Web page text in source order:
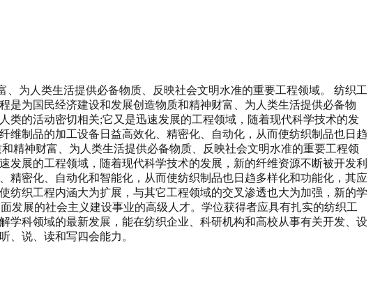
为人类生活提供必备物质、反映社会文明水准的重要工程领域。 纺织工
是为国民经济建设和发展创造物质和精神财富、为人类生活提供必备物
类的活动密切相关;它又是迅速发展的工程领域，随着现代科学技术的发
制品的加工设备日益高效化、精密化、自动化，从而使纺织制品也日趋
精神财富、为人类生活提供必备物质、反映社会文明水准的重要工程领
展的工程领域，随着现代科学技术的发展，新的纤维资源不断被开发利
密化、自动化和智能化，从而使纺织制品也日趋多样化和功能化，其应
织工程内涵大为扩展，与其它工程领域的交叉渗透也大为加强，新的学
发展的社会主义建设事业的高级人才。学位获得者应具有扎实的纺织工
科领域的最新发展，能在纺织企业、科研机构和高校从事有关开发、设
、说、读和写四会能力。